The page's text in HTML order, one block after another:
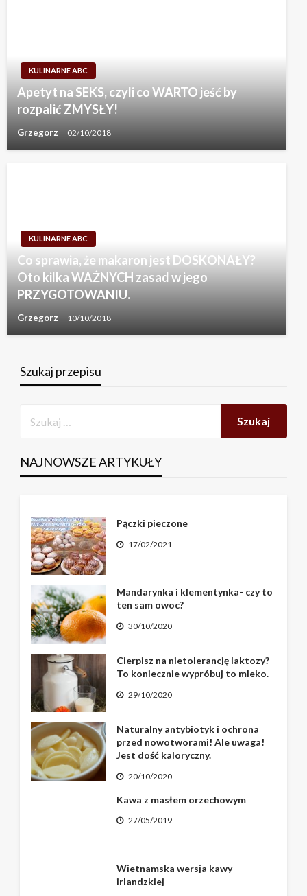
KULINARNE ABC
Apetyt na SEKS, czyli co WARTO jeść by
rozpalić ZMYSŁY!
Grzegorz 02/10/2018
KULINARNE ABC
Co sprawia, że makaron jest DOSKONAŁY?
Oto kilka WAŻNYCH zasad w jego
PRZYGOTOWANIU.
Grzegorz 10/10/2018
Szukaj przepisu
NAJNOWSZE ARTYKUŁY
Pączki pieczone
17/02/2021
Mandarynka i klementynka- czy to
ten sam owoc?
30/10/2020
Cierpisz na nietolerancję laktozy?
To koniecznie wypróbuj to mleko.
29/10/2020
Naturalny antybiotyk i ochrona
przed nowotworami! Ale uwaga!
Jest dość kaloryczny.
20/10/2020
Kawa z masłem orzechowym
27/05/2019
Wietnamska wersja kawy
irlandzkiej